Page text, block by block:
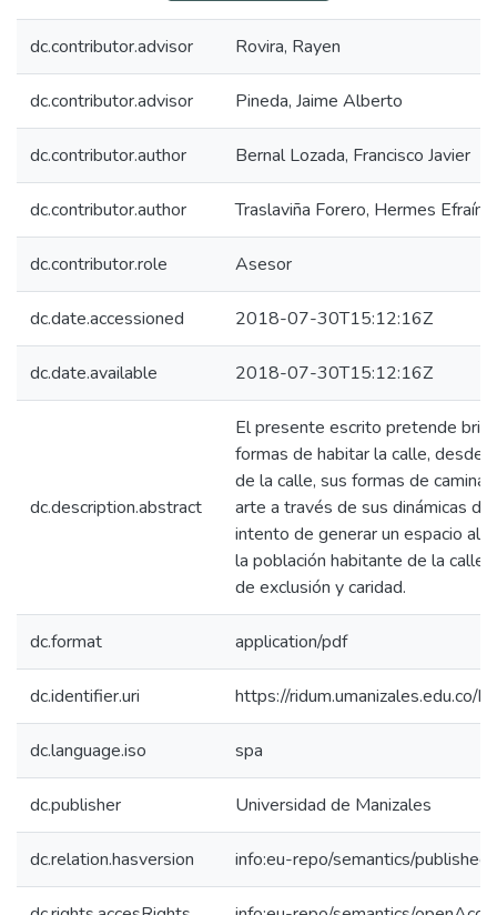
dc.contributor.advisor Rovira, Rayen
dc.contributor.advisor Pineda, Jaime Alberto
dc.contributor.author Bernal Lozada, Francisco Javier
dc.contributor.author Traslaviña Forero, Hermes Efraín
dc.contributor.role Asesor
dc.date.accessioned 2018-07-30T15:12:16Z
dc.date.available 2018-07-30T15:12:16Z
dc.description.abstract
El presente escrito pretende
formas de habitar la calle, desde
de la calle, sus formas de
arte a través de sus dinámicas de
intento de generar un espacio
la población habitante de la
de exclusión y caridad.
dc.format application/pdf
dc.identifier.uri https://
dc.language.iso spa
dc.publisher Universidad de Manizales
dc.relation.hasversion info:eu-repo/semantics/